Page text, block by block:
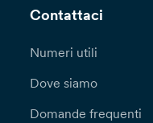
Contattaci
Numeri utili
Dove siamo
Domande frequenti